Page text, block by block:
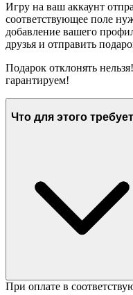
Игру на ваш аккаунт
соответствующее поле
добавление вашего
друзья и отправить
Подарок отклонять
гарантируем!
Что для этого
При оплате в